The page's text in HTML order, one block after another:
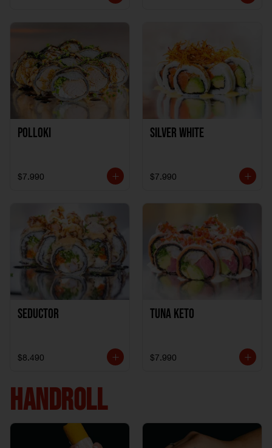
Polloki
$7.990
SILVER WHITE
$7.990
Seductor
$8.490
TUNA KETO
$7.990
HANDROLL